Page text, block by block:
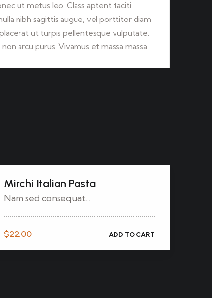
ut metus leo. Class aptent taciti
nibh sagittis augue, vel porttitor diam
ut turpis pellentesque vulputate.
arcu purus. Vivamus et massa massa.
Mirchi Italian Pasta
Nam sed consequat...
$22.00 ADD TO CART